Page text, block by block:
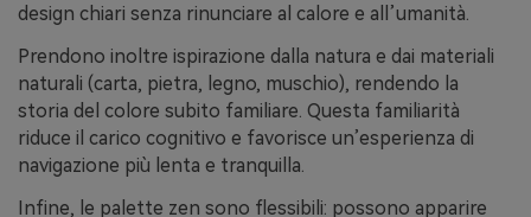
design chiari senza rinunciare al calore e all’umanità.
Prendono inoltre ispirazione dalla natura e dai materiali
naturali (carta, pietra, legno, muschio), rendendo la
storia del colore subito familiare. Questa familiarità
riduce il carico cognitivo e favorisce un’esperienza di
navigazione più lenta e tranquilla.
Infine, le palette zen sono flessibili: possono apparire